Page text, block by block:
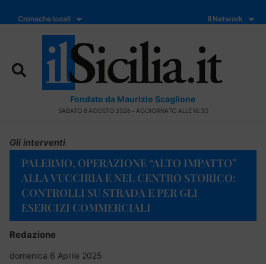
Cronache locali Il Network
Fondato da Maurizio Scaglione
SABATO 8 AGOSTO 2026 - AGGIORNATO ALLE 18:30
Gli interventi
PALERMO, OPERAZIONE “ALTO IMPATTO”
ALLA VUCCIRIA E NEL CENTRO STORICO:
CONTROLLI SU STRADA E PER GLI
ESERCIZI COMMERCIALI
Redazione
domenica 6 Aprile 2025